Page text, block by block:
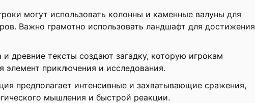
могут использовать колонны и каменные валуны для
Важно грамотно использовать ландшафт для достижения
и древние тексты создают загадку, которую игрокам
элемент приключения и исследования.
предполагает интенсивные и захватывающие сражения,
мышления и быстрой реакции.